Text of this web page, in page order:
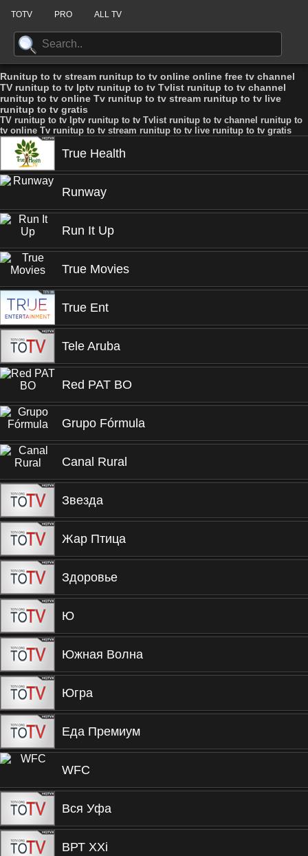
TOTV PRO ALL TV
Runitup to tv stream runitup to tv online online free tv channel
TV runitup to tv Iptv runitup to tv Tvlist runitup to tv channel
runitup to tv online Tv runitup to tv stream runitup to tv live
runitup to tv gratis
TV runitup to tv Iptv runitup to tv Tvlist runitup to tv channel runitup to
tv online Tv runitup to tv stream runitup to tv live runitup to tv gratis
True Health
Runway
Run It Up
True Movies
True Ent
Tele Aruba
Red PAT BO
Grupo Fórmula
Canal Rural
Звезда
Жар Птица
Здоровье
Ю
Южная Волна
Югра
Еда Премиум
WFC
Вся Уфа
ВРТ XXi